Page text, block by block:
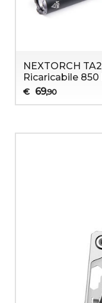
NEXTORCH
Ricaricabile
€ 69,90